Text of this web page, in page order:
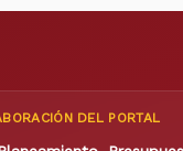
DEL PORTAL